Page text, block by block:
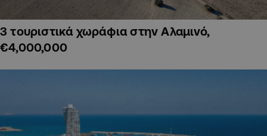
3 τουριστικά χωράφια στην Αλαμινό,
€4,000,000